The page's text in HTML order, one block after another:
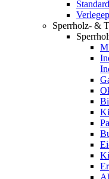
Sperrholz- &